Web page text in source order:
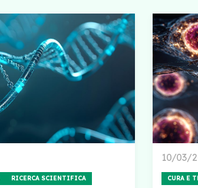
RICERCA SCIENTIFICA
10/03/
CURA E